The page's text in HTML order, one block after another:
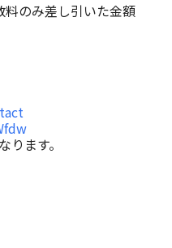
のみ差し引いた金額
ます。